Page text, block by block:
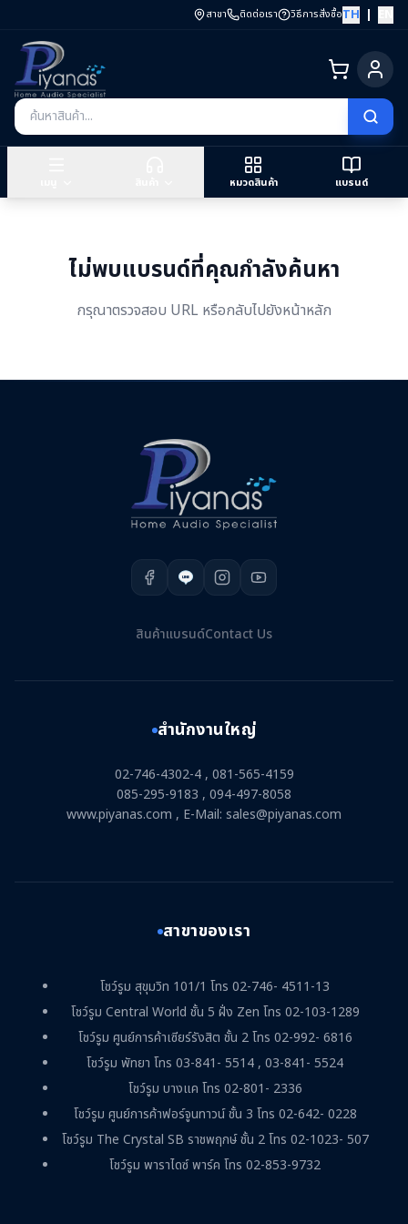
สาขา ติดต่อเรา วิธีการสั่งซื้อTH |
หมวดสินค้า แบรนด์
ไม่พบแบรนด์ที่คุณกำลังค้นหา
กรุณาตรวจสอบ URL หรือกลับไปยังหน้าหลัก
LINE
สินค้าแบรนด์Contact Us
สำนักงานใหญ่
02-746-4302-4 , 081-565-4159
085-295-9183 , 094-497-8058
www.piyanas.com , E-Mail: sales@piyanas.com
สาขาของเรา
โชว์รูม สุขุมวิท 101/1 โทร 02-746- 4511-13
โชว์รูม Central World ชั้น 5 ฝั่ง Zen โทร 02-103-1289
โชว์รูม ศูนย์การค้าเซียร์รังสิต ชั้น 2 โทร 02-992- 6816
โชว์รูม พัทยา โทร 03-841- 5514 , 03-841- 5524
โชว์รูม บางแค โทร 02-801- 2336
โชว์รูม ศูนย์การค้าฟอร์จูนทาวน์ ชั้น 3 โทร 02-642- 0228
โชว์รูม The Crystal SB ราชพฤกษ์ ชั้น 2 โทร 02-1023- 507
โชว์รูม พาราไดซ์ พาร์ค โทร 02-853-9732